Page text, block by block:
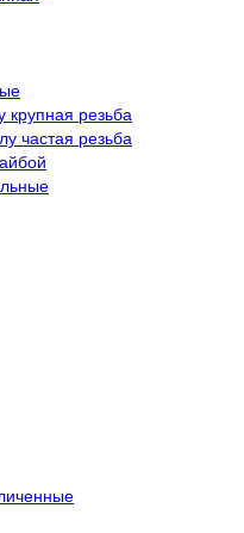
резьба
частая резьба